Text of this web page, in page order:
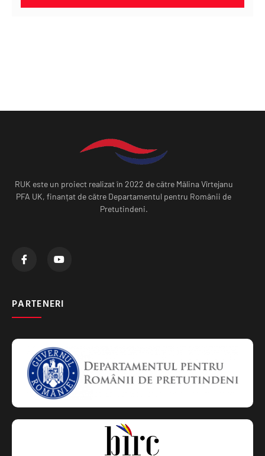
RUK este un proiect realizat în 2022 de către Mălina Vîrtejanu
PFA UK, finanțat de către Departamentul pentru Românii de
Pretutindeni.
PARTENERI